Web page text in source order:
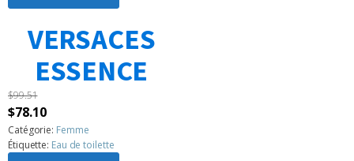
$104.86.$94.15.
VERSACES
ESSENCE
$99.51
Le
prix
initial
$78.10Le
prix
actuel
Catégorie: Femme
Étiquette: Eau de toilette